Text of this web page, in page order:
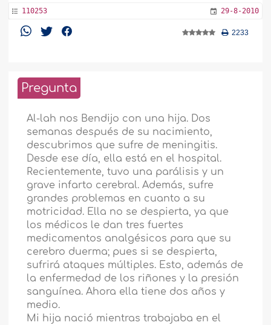
110253 29-8-2010
2233
Pregunta
Al-lah nos Bendijo con una hija. Dos
semanas después de su nacimiento,
descubrimos que sufre de meningitis.
Desde ese día, ella está en el hospital.
Recientemente, tuvo una parálisis y un
grave infarto cerebral. Además, sufre
grandes problemas en cuanto a su
motricidad. Ella no se despierta, ya que
los médicos le dan tres fuertes
medicamentos analgésicos para que su
cerebro duerma; pues si se despierta,
sufrirá ataques múltiples. Esto, además de
la enfermedad de los riñones y la presión
sanguínea. Ahora ella tiene dos años y
medio.
Mi hija nació mientras trabajaba en el